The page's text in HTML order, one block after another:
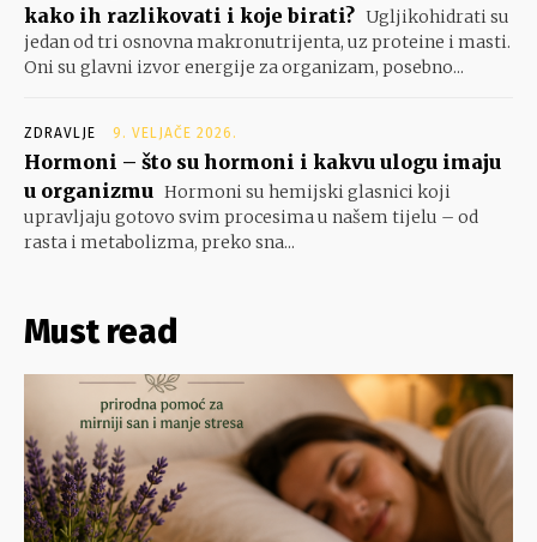
kako ih razlikovati i koje birati? Ugljikohidrati su
jedan od tri osnovna makronutrijenta, uz proteine i masti.
Oni su glavni izvor energije za organizam, posebno...
ZDRAVLJE 9. VELJAČE 2026.
Hormoni – što su hormoni i kakvu ulogu imaju
u organizmu Hormoni su hemijski glasnici koji
upravljaju gotovo svim procesima u našem tijelu – od
rasta i metabolizma, preko sna...
Must read